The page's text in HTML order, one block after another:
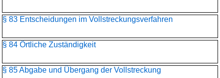
§ 83 Entscheidungen im Vollstreckungsverfahren
§ 84 Örtliche Zuständigkeit
§ 85 Abgabe und Übergang der Vollstreckung